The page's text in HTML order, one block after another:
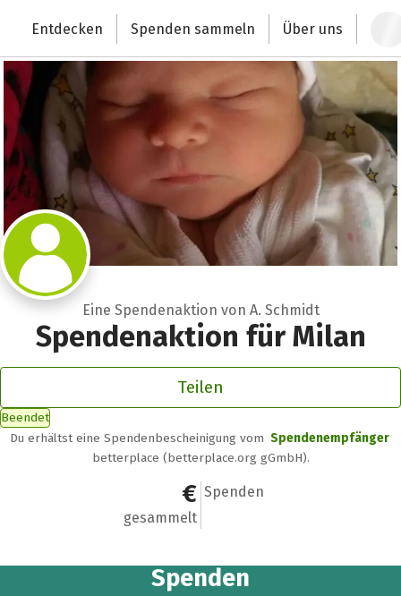
Deutschlands größte Spendenplattform
Entdecken Spenden sammeln Über uns
Eine Spendenaktion von A. Schmidt
Spendenaktion für Milan
Teilen
Beendet
Du erhältst eine Spendenbescheinigung vom Spendenempfänger
betterplace (betterplace.org gGmbH).
0 €
gesammelt
0
Spenden
Spenden